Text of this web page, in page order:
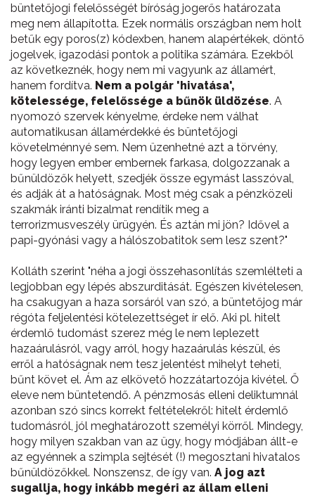
büntetőjogi felelősségét bíróság jogerős határozata
meg nem állapította. Ezek normális országban nem holt
betűk egy poros(z) kódexben, hanem alapértékek, döntő
jogelvek, igazodási pontok a politika számára. Ezekből
az következnék, hogy nem mi vagyunk az államért,
hanem fordítva. Nem a polgár 'hivatása',
kötelessége, felelőssége a bűnök üldözése. A
nyomozó szervek kényelme, érdeke nem válhat
automatikusan államérdekké és büntetőjogi
követelménnyé sem. Nem üzenhetné azt a törvény,
hogy legyen ember embernek farkasa, dolgozzanak a
bűnüldözők helyett, szedjék össze egymást lasszóval,
és adják át a hatóságnak. Most még csak a pénzközeli
szakmák iránti bizalmat rendítik meg a
terrorizmusveszély ürügyén. És aztán mi jön? Idővel a
papi-gyónási vagy a hálószobatitok sem lesz szent?"
Kolláth szerint "néha a jogi összehasonlítás szemlélteti a
legjobban egy lépés abszurditását. Egészen kivételesen,
ha csakugyan a haza sorsáról van szó, a büntetőjog már
régóta feljelentési kötelezettséget ír elő. Aki pl. hitelt
érdemlő tudomást szerez még le nem leplezett
hazaárulásról, vagy arról, hogy hazaárulás készül, és
erről a hatóságnak nem tesz jelentést mihelyt teheti,
bűnt követ el. Ám az elkövető hozzátartozója kivétel. Ő
eleve nem büntetendő. A pénzmosás elleni deliktumnál
azonban szó sincs korrekt feltételekről: hitelt érdemlő
tudomásról, jól meghatározott személyi körről. Mindegy,
hogy milyen szakban van az ügy, hogy módjában állt-e
az egyénnek a szimpla sejtését (!) megosztani hivatalos
bűnüldözőkkel. Nonszensz, de így van. A jog azt
sugallja, hogy inkább megéri az állam elleni